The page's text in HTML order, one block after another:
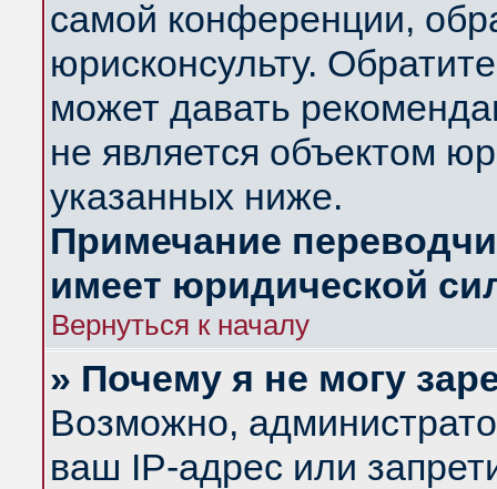
самой конференции,
юрисконсульту.
может давать
не является объектом
указанных ниже.
Примечание
имеет юридической
Вернуться к началу
» Почему я не могу
Возможно,
ваш IP-адрес или